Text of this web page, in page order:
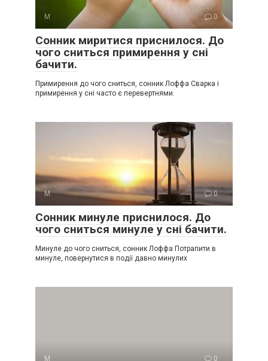
М 0
Сонник миритися приснилося. До
чого сниться примирення у сні
бачити.
Примирення до чого сниться, сонник Лоффа Сварка і
примирення у сні часто є перевертнями.
М 0
Сонник минуле приснилося. До
чого сниться минуле у сні бачити.
Минуле до чого сниться, сонник Лоффа Потрапити в
минуле, повернутися в події давно минулих
М 0